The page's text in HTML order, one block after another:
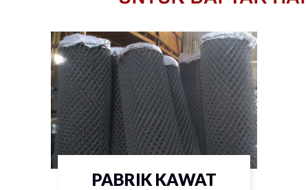
PABRIK KAWAT